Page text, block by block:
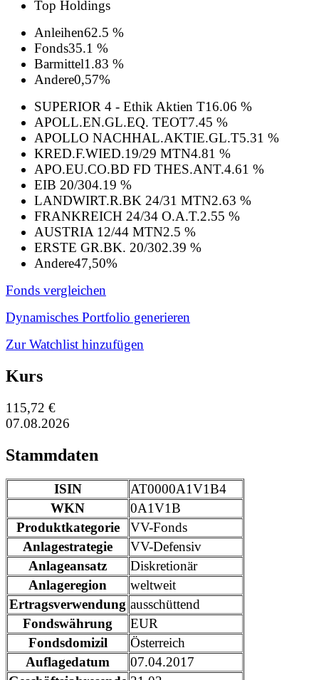
Top Holdings
Anleihen62.5 %
Fonds35.1 %
Barmittel1.83 %
Andere0,57%
SUPERIOR 4 - Ethik Aktien T16.06 %
APOLL.EN.GL.EQ. TEOT7.45 %
APOLLO NACHHAL.AKTIE.GL.T5.31 %
KRED.F.WIED.19/29 MTN4.81 %
APO.EU.CO.BD FD THES.ANT.4.61 %
EIB 20/304.19 %
LANDWIRT.R.BK 24/31 MTN2.63 %
FRANKREICH 24/34 O.A.T.2.55 %
AUSTRIA 12/44 MTN2.5 %
ERSTE GR.BK. 20/302.39 %
Andere47,50%
Fonds vergleichen
Dynamisches Portfolio generieren
Zur Watchlist hinzufügen
Kurs
115,72 €
07.08.2026
Stammdaten
ISIN
AT0000A1V1B4
WKN
0A1V1B
Produktkategorie
VV-Fonds
Anlagestrategie
VV-Defensiv
Anlageansatz
Diskretionär
Anlageregion
weltweit
Ertragsverwendung ausschüttend
Fondswährung
EUR
Fondsdomizil
Österreich
Auflagedatum
07.04.2017